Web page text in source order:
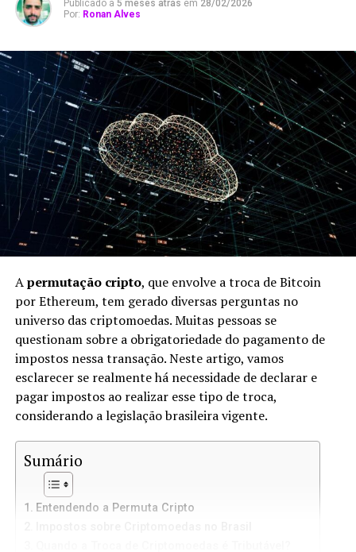
Publicado a 5 meses atrás em 28/02/2026
Por: Ronan Alves
Apermutação cripto, que envolve a troca de Bitcoin
por Ethereum, tem gerado diversas perguntas no
universo das criptomoedas. Muitas pessoas se
questionam sobre a obrigatoriedade do pagamento de
impostos nessa transação. Neste artigo, vamos
esclarecer se realmente há necessidade de declarar e
pagar impostos ao realizar esse tipo de troca,
considerando a legislação brasileira vigente.
Sumário
Entendendo a Permuta Cripto